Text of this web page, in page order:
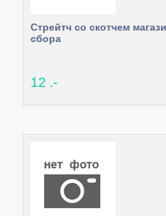
Стрейтч со скотчем
сбора
12 .-